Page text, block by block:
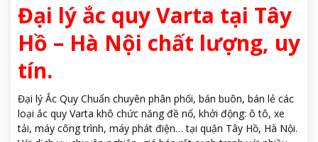
Đại lý ắc quy Varta tại Tây
Hồ – Hà Nội chất lượng, uy
tín.
Đại lý Ắc Quy Chuẩn chuyên phân phối, bán buôn, bán lẻ các
loại ắc quy Varta khô chức năng đề nổ, khởi động: ô tô, xe
tải, máy công trình, máy phát điện… tại quận Tây Hồ, Hà Nội.